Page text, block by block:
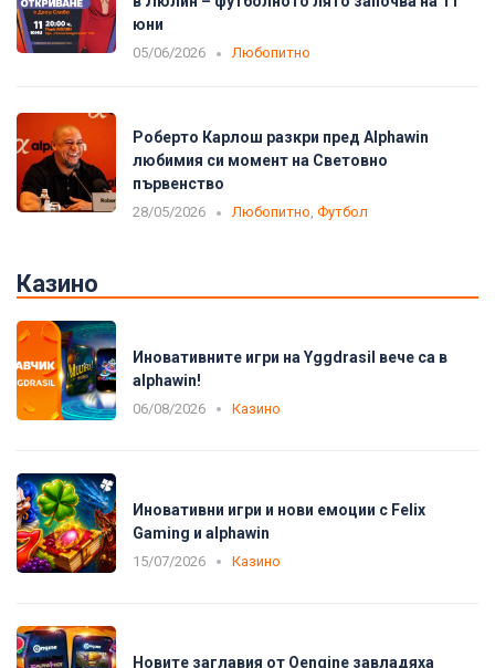
юни
05/06/2026 Любопитно
Роберто Карлош разкри пред Alphawin
любимия си момент на Световно
първенство
28/05/2026 Любопитно, Футбол
Казино
Иновативните игри на Yggdrasil вече са в
alphawin!
06/08/2026 Казино
Иновативни игри и нови емоции с Felix
Gaming и alphawin
15/07/2026 Казино
Новите заглавия от Oengine завладяха